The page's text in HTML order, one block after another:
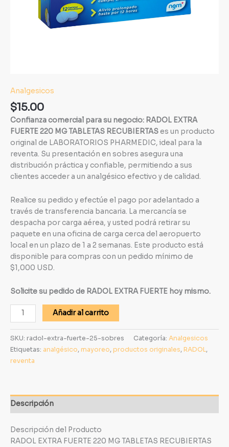
Analgesicos
$15.00
Confianza comercial para su negocio: RADOL EXTRA
FUERTE 220 MG TABLETAS RECUBIERTAS es un producto
original de LABORATORIOS PHARMEDIC, ideal para la
reventa. Su presentación en sobres asegura una
distribución práctica y confiable, permitiendo a sus
clientes acceder a un analgésico efectivo y de calidad.
Realice su pedido y efectúe el pago por adelantado a
través de transferencia bancaria. La mercancía se
despacha por carga aérea, y usted podrá retirar su
paquete en una oficina de carga cerca del aeropuerto
local en un plazo de 1 a 2 semanas. Este producto está
disponible para compras con un pedido mínimo de
$1,000 USD.
Solicite su pedido de RADOL EXTRA FUERTE hoy mismo.
Añadir al carrito
SKU: radol-extra-fuerte-25-sobres Categoría: Analgesicos
Etiquetas: analgésico, mayoreo, productos originales, RADOL,
reventa
Descripción
Descripción del Producto
RADOL EXTRA FUERTE 220 MG TABLETAS RECUBIERTAS